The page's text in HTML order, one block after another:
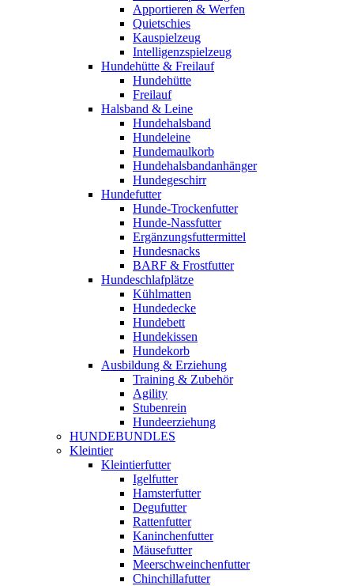
Apportieren & Werfen
Quietschies
Kauspielzeug
Intelligenzspielzeug
Hundehütte & Freilauf
Hundehütte
Freilauf
Halsband & Leine
Hundehalsband
Hundeleine
Hundemaulkorb
Hundehalsbandanhänger
Hundegeschirr
Hundefutter
Hunde-Trockenfutter
Hunde-Nassfutter
Ergänzungsfuttermittel
Hundesnacks
BARF & Frostfutter
Hundeschlafplätze
Kühlmatten
Hundedecke
Hundebett
Hundekissen
Hundekorb
Ausbildung & Erziehung
Training & Zubehör
Agility
Stubenrein
Hundeerziehung
HUNDEBUNDLES
Kleintier
Kleintierfutter
Igelfutter
Hamsterfutter
Degufutter
Rattenfutter
Kaninchenfutter
Mäusefutter
Meerschweinchenfutter
Chinchillafutter